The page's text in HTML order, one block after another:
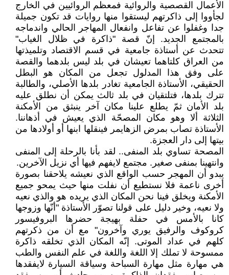
الأعمال القصصية والروائية فمعظم الروائيين في الخارج
لجأووا إلى ذاكرتهم ليستقوا منها روايات قد تكون جميلة
جدا وغفلوا عن تفاعل وانفعال المهاجر الحالي واندماجه
بالمجتمع الجديد. إنّ قصة "ذاكرة في ظلال الغياب"
تتحدث عن أستاذة جامعية في قسم الاقتصاد وتلميذتها
من العراق كلتاهما تعيشان في بلد ليس بلدهما والقصة
على وفق هذا المدلول تجعل من المكان هو البطل
الحقيقي، الأستاذة الجامعية تغادر بلدها الأصلي، والطالبة
تترك بلدها، فتلتقيان في بلد ثالث يمكن أن نطلق عليه
بلد الأمان ثمّ يطلع علينا مكان آخر ينبثق من الأمكنة
الثلاثة ألا وهو مكان المصحّة الذي يعيش في أذهاننا.
الأستاذة تصاب بمرض الزهايمر فينقلها ابنها أو أولادها من
بيتها إلى دار العجزة.
المصحة تساوي بلد المنفى.. لقد بأنا بالرحلة إلى المنفى
وانتهينا بمنفى صغير. مجتمع لايفهم فيها أي نزيل الآخرين.
يبدو أن المهجر حسب الواقع الذي نعيشه يلاحقنا بصورة
أخرى ناعمة فلا نستطيع أن نفلت منها حيث يمحو جميع
الأمكنة ويخلق فينا نحن المكان الذي يريده هو والذي نعيه
ولا نعيه، وخير دليل على قولنا تصوّر الأستاذة "أنّها وزوجها
كانا بالأمس في حفلة بهيجة حضرها البروفيسور
كروكوف والرفيق يوري وآخرون" مع أن من ذكرتهم
كلهم في عداد الموتى. إنّه المكان الذي تخلقه ذاكرة
ممسوحة لا تملك إلا اللغة واللغة في علم النفس والطب
هي مهارة مثل مهارة السباحة وسياقة السيارة لايفقدها